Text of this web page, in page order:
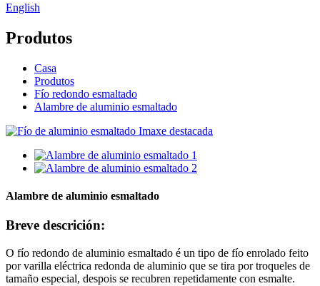
English
Produtos
Casa
Produtos
Fío redondo esmaltado
Alambre de aluminio esmaltado
Alambre de aluminio esmaltado
Breve descrición:
O fío redondo de aluminio esmaltado é un tipo de fío enrolado feito
por varilla eléctrica redonda de aluminio que se tira por troqueles de
tamaño especial, despois se recubren repetidamente con esmalte.